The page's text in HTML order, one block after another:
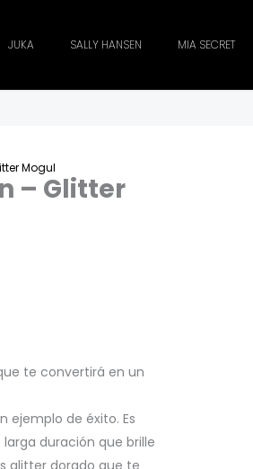
JUKA SALLY HANSEN MIA SECRET
Mogul
– Glitter
te convertirá en un
ejemplo de éxito. Es
duración que brille
glitter dorado que te